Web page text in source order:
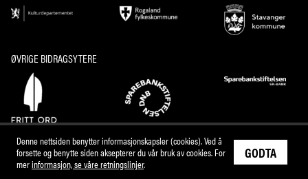
ØVRIGE BIDRAGSYTERE
Denne nettsiden benytter informasjonskapsler (cookies). Ved å
forsette og benytte siden aksepterer du vår bruk av cookies. For
merinformasjon, se våre retningslinjer.
GODTA